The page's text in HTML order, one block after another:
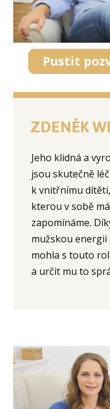
Pustit
ZDENĚK
Jeho klidná a
jsou skutečně
k vnitřnímu
kterou v sobě
zapomínáme.
mužskou energii
mohla s touto
a určit mu to